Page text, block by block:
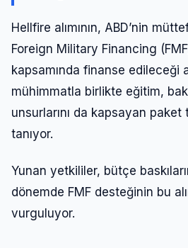
Hellfire alımının, ABD’nin
Foreign Military Financing
kapsamında finanse edileceği
mühimmatla birlikte eğitim,
unsurlarını da kapsayan
tanıyor.
Yunan yetkililer, bütçe
dönemde FMF desteğinin bu
vurguluyor.